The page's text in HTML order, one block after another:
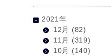
2021年
12月
(82)
11月
(319)
10月
(140)